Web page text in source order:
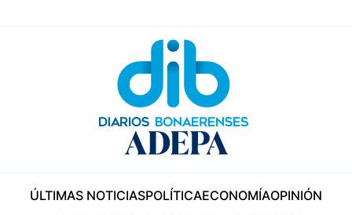
ÚLTIMAS NOTICIASPOLÍTICAECONOMÍAOPINIÓN